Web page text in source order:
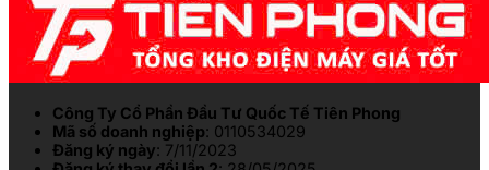
Công Ty Cổ Phần Đầu Tư Quốc Tế Tiên Phong
Mã số doanh nghiệp: 0110534029
Đăng ký ngày: 7/11/2023